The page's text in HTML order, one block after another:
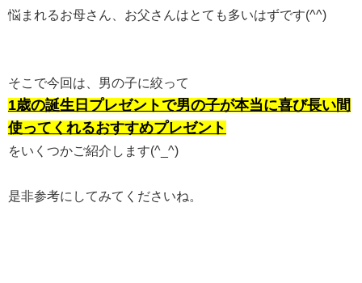
悩まれるお母さん、お父さんはとても多いはずです(^^)
そこで今回は、男の子に絞って
1歳の誕生日プレゼントで男の子が本当に喜び長い間
使ってくれるおすすめプレゼント
をいくつかご紹介します(^_^)
是非参考にしてみてくださいね。